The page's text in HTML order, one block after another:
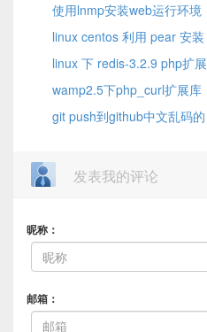
实现动态负载均衡
使用lnmp安装web运行环境
后mysql无法远程链接的问题
linux centos 利用 pear 安装
XML_RPC2
linux 下 redis-3.2.9 php扩展
安装wamp2.5下php_curl扩展库
无法加载的解决方法
git push到github中文乱码的
发表我的评论
昵称：
邮箱：